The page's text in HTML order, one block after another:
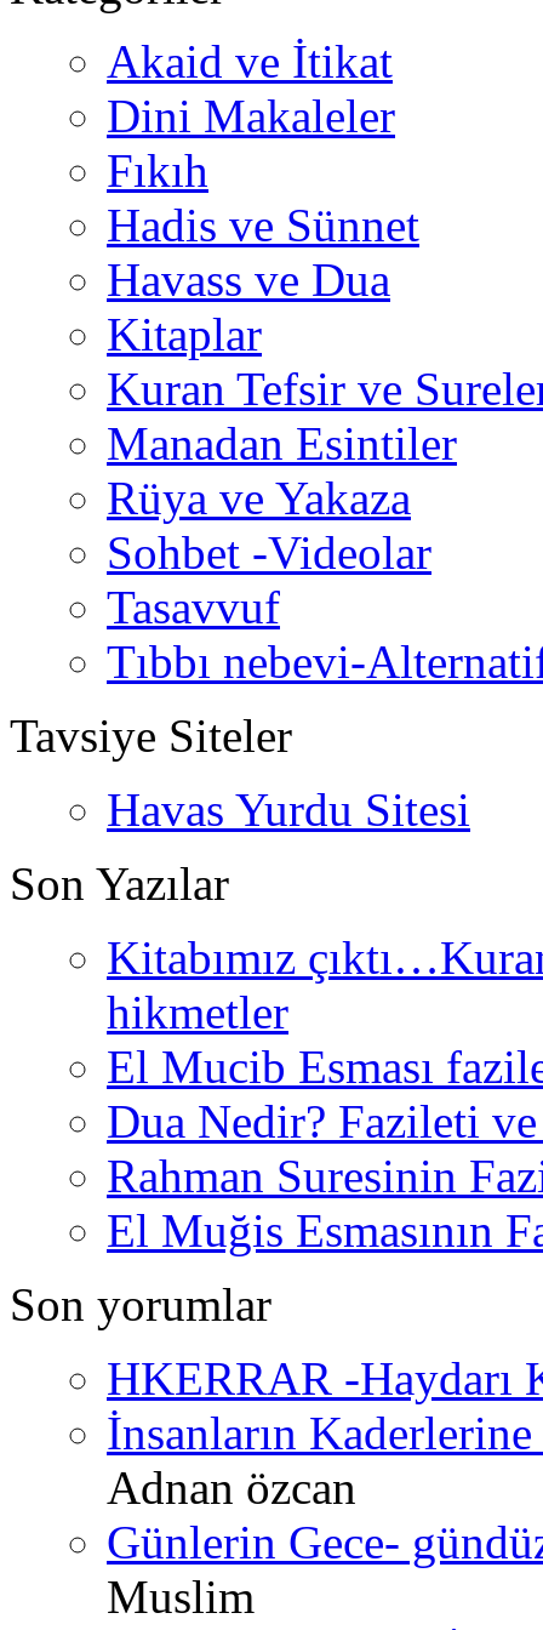
Akaid ve İtikat
Dini Makaleler
Fıkıh
Hadis ve Sünnet
Havass ve Dua
Kitaplar
Kuran Tefsir ve
Manadan Esintiler
Rüya ve Yakaza
Sohbet -Videolar
Tasavvuf
Tıbbı nebevi-
Tavsiye Siteler
Havas Yurdu Sitesi
Son Yazılar
Kitabımız
hikmetler
El Mucib Esması
Dua Nedir? Fazileti
Rahman Suresinin
El Muğis Esmasının
Son yorumlar
HKERRAR -Haydarı
İnsanların
Adnan özcan
Günlerin Gece-
Muslim